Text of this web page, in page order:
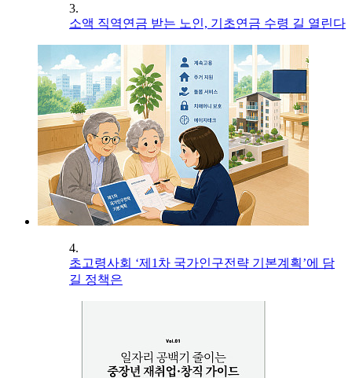
3.
소액 직역연금 받는 노인, 기초연금 수령 길 열린다
4.
초고령사회 ‘제1차 국가인구전략 기본계획’에 담
길 정책은